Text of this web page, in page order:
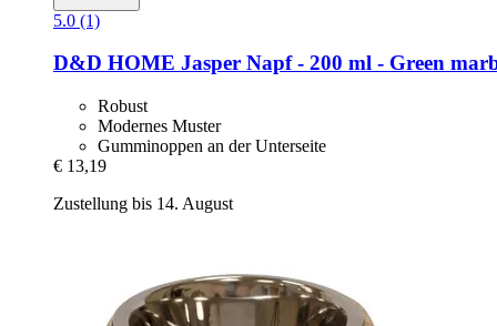
5.0 (1)
D&D HOME Jasper Napf -​ 200 ml -​ Green
Robust
Modernes Muster
Gumminoppen an der Unterseite
€ 13,19
Zustellung bis 14. August